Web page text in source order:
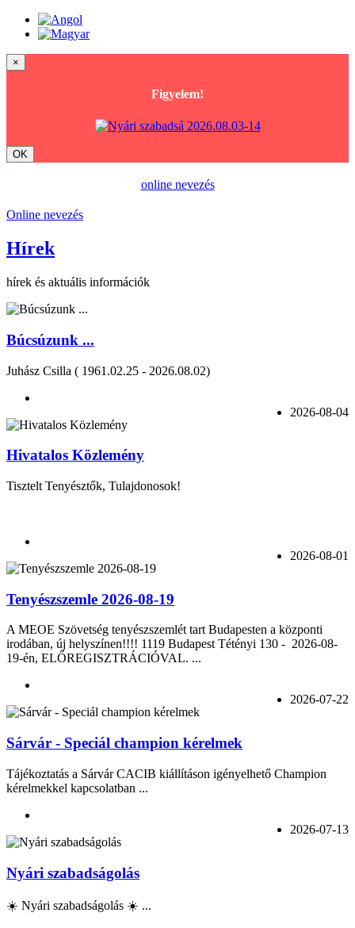
×
Figyelem!
OK
online nevezés
Online nevezés
Hírek
hírek és aktuális információk
Búcsúzunk ...
Juhász Csilla ( 1961.02.25 - 2026.08.02)
2026-08-04
Hivatalos Közlemény
Tisztelt Tenyésztők, Tulajdonosok!
2026-08-01
Tenyészszemle 2026-08-19
A MEOE Szövetség tenyészszemlét tart Budapesten a központi
irodában, új helyszínen!!!! 1119 Budapest Tétényi 130 - 2026-08-
19-én, ELŐREGISZTRÁCIÓVAL. ...
2026-07-22
Sárvár - Speciál champion kérelmek
Tájékoztatás a Sárvár CACIB kiállításon igényelhető Champion
kérelmekkel kapcsolatban ...
2026-07-13
Nyári szabadságolás
☀️ Nyári szabadságolás ☀️ ...